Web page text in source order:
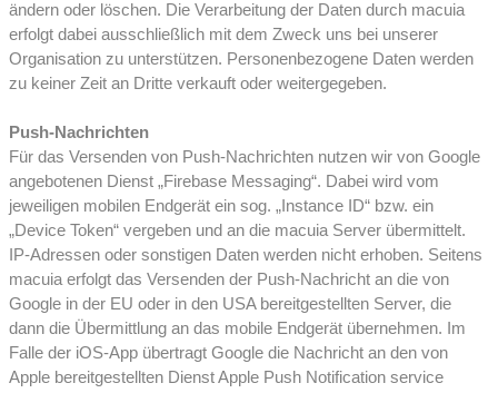
ändern oder löschen. Die Verarbeitung der Daten durch macuia
erfolgt dabei ausschließlich mit dem Zweck uns bei unserer
Organisation zu unterstützen. Personenbezogene Daten werden
zu keiner Zeit an Dritte verkauft oder weitergegeben.
Push-Nachrichten
Für das Versenden von Push-Nachrichten nutzen wir von Google
angebotenen Dienst „Firebase Messaging“. Dabei wird vom
jeweiligen mobilen Endgerät ein sog. „Instance ID“ bzw. ein
„Device Token“ vergeben und an die macuia Server übermittelt.
IP-Adressen oder sonstigen Daten werden nicht erhoben. Seitens
macuia erfolgt das Versenden der Push-Nachricht an die von
Google in der EU oder in den USA bereitgestellten Server, die
dann die Übermittlung an das mobile Endgerät übernehmen. Im
Falle der iOS-App übertragt Google die Nachricht an den von
Apple bereitgestellten Dienst Apple Push Notification service